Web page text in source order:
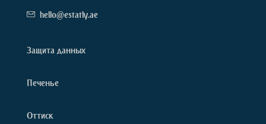
hello@estatly.ae
Защита данных
Печенье
Оттиск